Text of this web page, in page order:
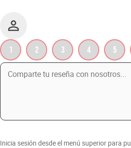
1 2 3 4 5
Inicia sesión desde el menú superior para